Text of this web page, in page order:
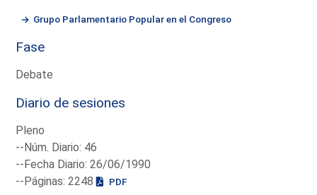
Grupo Parlamentario Popular en el Congreso
Fase
Debate
Diario de sesiones
Pleno
--Núm. Diario: 46
--Fecha Diario: 26/06/1990
--Páginas: 2248
PDF